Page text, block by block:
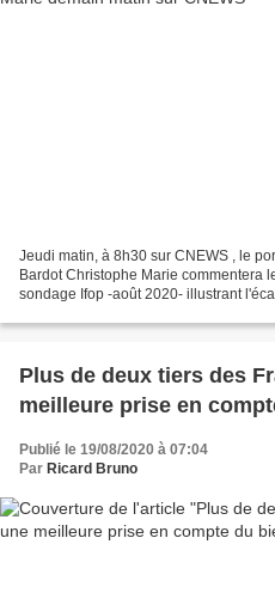
Jeudi matin, à 8h30 sur CNEWS , le
Bardot Christophe Marie commentera
sondage Ifop -août 2020- illustrant
Plus de deux tiers des
meilleure prise en
Publié le 19/08/2020 à 07:04
Par Ricard Bruno